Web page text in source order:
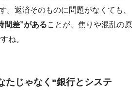
。返済そのものに問題がなくても、
間差”があることが、焦りや混乱の原
ね。
たじゃなく“銀行とシステ